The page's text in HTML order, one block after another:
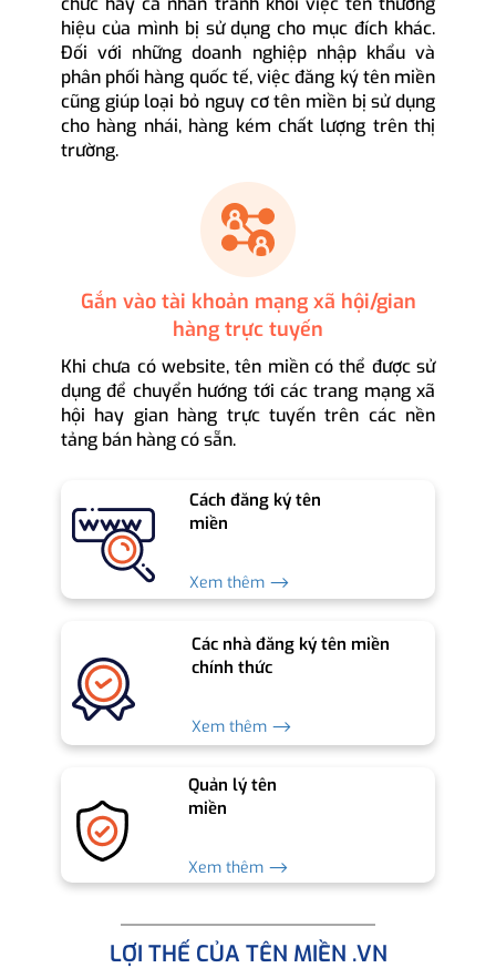
hiệu của mình bị sử dụng cho mục đích khác.
Đối với những doanh nghiệp nhập khẩu và
phân phối hàng quốc tế, việc đăng ký tên miền
cũng giúp loại bỏ nguy cơ tên miền bị sử dụng
cho hàng nhái, hàng kém chất lượng trên thị
trường.
Gắn vào tài khoản mạng xã hội/gian
hàng trực tuyến
Khi chưa có website, tên miền có thể được sử
dụng để chuyển hướng tới các trang mạng xã
hội hay gian hàng trực tuyến trên các nền
tảng bán hàng có sẵn.
Cách đăng ký tên
miền
Xem thêm ⟶
Các nhà đăng ký tên miền
chính thức
Xem thêm ⟶
Quản lý tên
miền
Xem thêm ⟶
LỢI THẾ CỦA TÊN MIỀN .VN